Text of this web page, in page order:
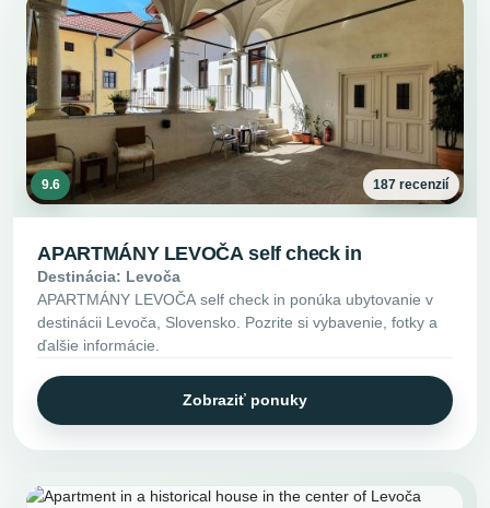
9.6 187 recenzií
APARTMÁNY LEVOČA self check in
Destinácia: Levoča
APARTMÁNY LEVOČA self check in ponúka ubytovanie v
destinácii Levoča, Slovensko. Pozrite si vybavenie, fotky a
ďalšie informácie.
Zobraziť ponuky